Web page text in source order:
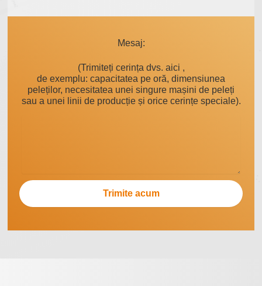
Mesaj:
(Trimiteți cerința dvs. aici ,
de exemplu: capacitatea pe oră, dimensiunea
peleților, necesitatea unei singure mașini de peleți
sau a unei linii de producție și orice cerințe speciale).